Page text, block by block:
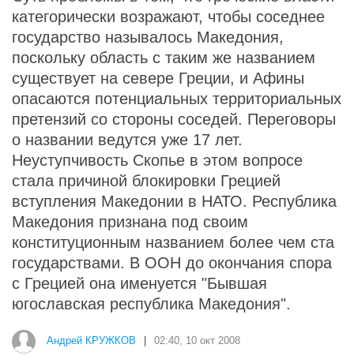
категорически возражают, чтобы соседнее
государство называлось Македония,
поскольку область с таким же названием
существует на севере Греции, и Афины
опасаются потенциальных территориальных
претензий со стороны соседей. Переговоры
о названии ведутся уже 17 лет.
Неуступчивость Скопье в этом вопросе
стала причиной блокировки Грецией
вступления Македонии в НАТО. Республика
Македония признана под своим
конституционным названием более чем ста
государствами. В ООН до окончания спора
с Грецией она именуется "Бывшая
югославская республика Македония".
Андрей КРУЖКОВ 02:40, 10 окт 2008